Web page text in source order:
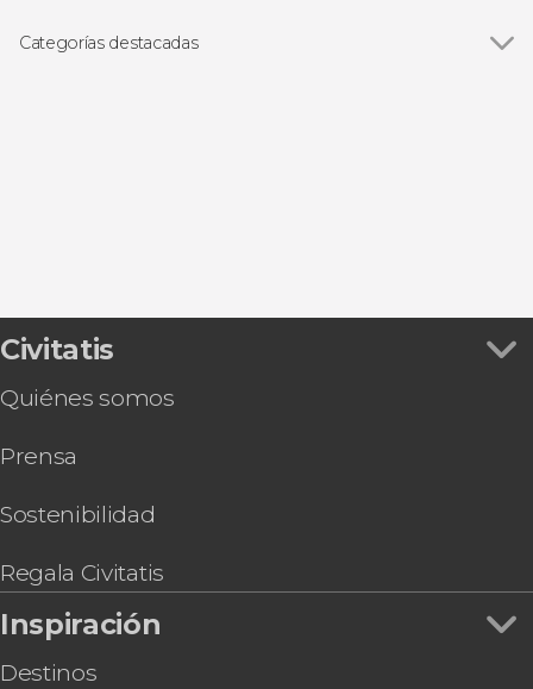
Categorías destacadas
Civitatis
Quiénes somos
Prensa
Sostenibilidad
Regala Civitatis
Inspiración
Destinos